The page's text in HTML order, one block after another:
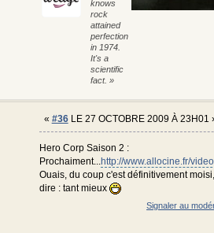
knows
rock
attained
perfection
in 1974.
It's a
scientific
fact. »
« #36LE 27 OCTOBRE 2009 À 23H01
Hero Corp Saison 2 :
Prochaiment...http://www.allocine.fr/
Ouais, du coup c'est définitivement
dire : tant mieux
Signaler au